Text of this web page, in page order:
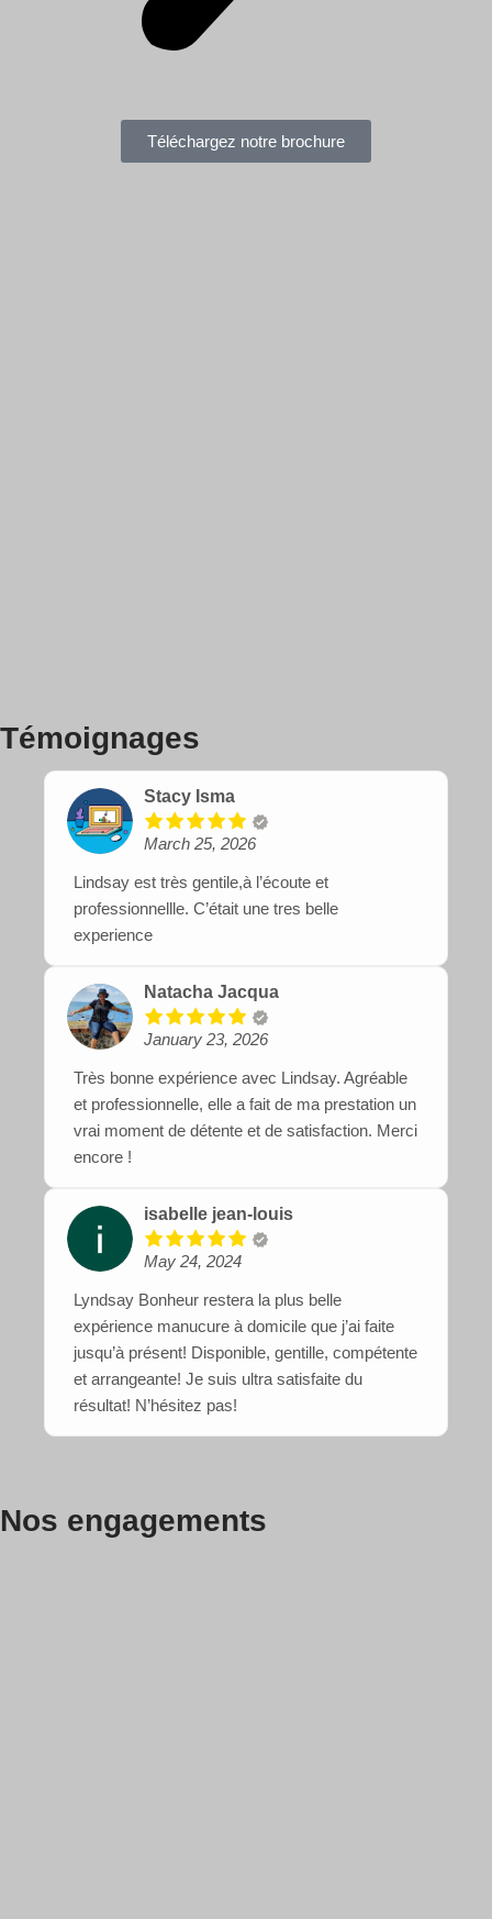
Téléchargez notre brochure
Témoignages
Stacy Isma
March 25, 2026
Lindsay est très gentile,à l’écoute et
professionnellle. C’était une tres belle
experience
Natacha Jacqua
January 23, 2026
Très bonne expérience avec Lindsay. Agréable
et professionnelle, elle a fait de ma prestation un
vrai moment de détente et de satisfaction. Merci
encore !
isabelle jean-louis
May 24, 2024
Lyndsay Bonheur restera la plus belle
expérience manucure à domicile que j’ai faite
jusqu’à présent! Disponible, gentille, compétente
et arrangeante! Je suis ultra satisfaite du
résultat! N’hésitez pas!
Nos engagements